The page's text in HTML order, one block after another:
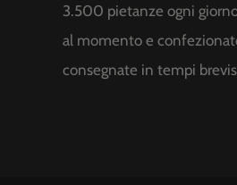
3.500 pietanze ogni
al momento e
consegnate in tempi